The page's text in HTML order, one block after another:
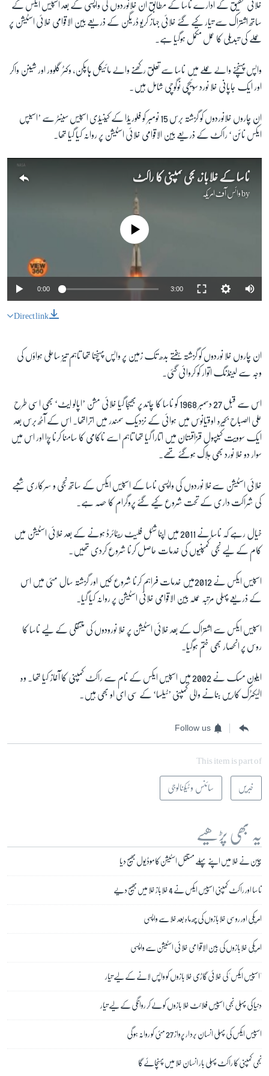
زبان
خلائی تحقیق کے ادارے ناسا کے مطابق ان خلانوردوں کی واپسی کے بعد اسپیس ایکس کے
ساتھ اشتراک سے تیار کیے گئے خلائی جہاز کریو ڈریگن کے ذریعے بین الاقوامی خلائی اسٹیشن پر
عملے کی تبدیلی کا عمل مکمل ہوگیا ہے۔
واپس پہنچنے والے عملے میں ناسا سے تعلق رکھنے والے مائیکل ہاپکن، وکٹر گلوور اور شینن واکر
اور ایک جاپانی خلا نورد سوئیچی نوگوچی شامل ہیں۔
ان چاروں خلانوردوں کو گزشتہ برس 15 نومبر کو فلوریڈا کے کینیڈی اسپیس سینٹر سے ’اسیپس
ایکس نائن‘ راکٹ کے ذریعے بین الاقوامی خلائی اسٹیشن پر روانہ کیا گیا تھا۔
ناسا کے خلاباز، نجی کمپنی کا راکٹ
byوائس آف امریکہ
No media source currently available
0:00 3:00
Direct link
ان چاروں خلا نوردوں کو گزشتہ ہفتے بدھ تک زمین پر واپس پہنچنا تھا تاہم تیز ساحلی ہواؤں کی
وجہ سے لینڈنگ اتوار کو کروائی گئی۔
اس سے قبل 27 دسمبر 1968 کو ناسا کا چاند پر بھیجا گیا خلائی مشن ’اپالو ایٹ‘ بھی اسی طرح
علی الصباح بحیرہ اوقیانوس میں ہوائی کے نزدیک سمندر میں اتراتھا۔ اس کے آٹھ برس بعد
ایک سوویت کیپسول قزاقستان میں اتارا گیا تھا تاہم اسے ناکامی کا سامنا کرنا پڑا اور اس میں
سوار دو خلا نورد بھی ہلاک ہوگئے تھے۔
خلائی اسٹیشن سےخلا نوردوں کی واپسی ناسا کے اسپیس ایکس کے ساتھ نجی و سرکاری شعبے
کی شراکت داری کے تحت شروع کیے گئے پروگرام کا حصہ ہے۔
خیال رہے کہ ناسا نے 2011 میں اپنا شٹل فلیٹ ریٹائرڈ ہونے کے بعد خلائی اسٹیشن میں
کام کے لیے نجی کمپنیوں کی خدمات حاصل کرنا شروع کردی تھیں۔
اسپیس ایکس نے 2012میں خدمات فراہم کرنا شروع کیں اور گزشتہ سال مئی میں اس
کے ذریعے پہلی مرتبہ عملہ بین الاقوامی خلائی اسٹیشن پر روانہ کیا گیا۔
اسپیس ایکس سے اشتراک کے بعد خلائی اسٹیشن پر خلا نورودوں کی متنقلی کے لیے ناسا کا
روس پر انحصار بھی ختم ہوگیا۔
ایلون مسک نے 2002 میں اسپیس ایکس کے نام سے راکٹ کمپنی کا آغاز کیا تھا۔ وہ
الیکٹرک کاریں بنانے والی کمپنی ’ٹیلسا‘ کے سی ای او بھی ہیں۔
Follow us
This item is part of
خبریں سائنس و ٹیکنالوجی
یہ بھی پڑھیے
چین نے خلا میں اپنے پہلے مستقل اسٹیشن کا موڈیول بھیج دیا
ناسا اور راکٹ کمپنی اسپیس ایکس نے 4 خلاباز خلا میں بھیج دیے
امریکی اور روسی خلابازوں کی چھ ماہ بعد خلا سے واپسی
امریکی خلابازوں کی بین الاقوامی خلائی اسٹیشن سے واپسی
'اسپیس ایکس' کی خلائی گاڑی خلا بازوں کو واپس لانے کے لیے تیار
دنیا کی پہلی نجی اسپیس فلائٹ خلا بازوں کو لے کر روانگی کے لیے تیار
اسپیس ایکس کی پہلی انسان بردار پرواز 27 مئی کو روانہ ہو گی
نجی کمپنی کا راکٹ پہلی بار انسان خلا میں پہنچائے گا